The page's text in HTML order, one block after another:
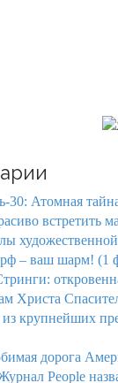
30: Атомная
встретить
– ваш шарм! (1
Христа
крупнейших
дорога
People